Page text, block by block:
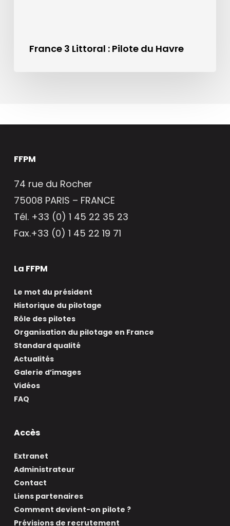
France 3 Littoral : Pilote du Havre
FFPM
74 rue du Rocher
75008 PARIS – FRANCE
Tél. +33 (0) 1 45 22 35 23
Fax.+33 (0) 1 45 22 19 71
La FFPM
Le mot du président
Historique du pilotage
Rôle des pilotes
Organisation du pilotage en France
Standard qualité
Actualités
Galerie d’images
Vidéos
FAQ
Accès
Extranet
Administrateur
Contact
Liens partenaires
Comment devient-on pilote ?
Prévisions de recrutement